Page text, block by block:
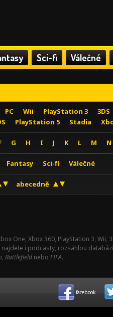
Sci-fi Válečné
PC Wii PlayStation 3 3DS
PlayStation 5 Stadia
G H I J K L M N
Fantasy Sci-fi Válečné
abecedně
One, Xbox 360, PlayStation 3,
i podcasty, rozsáhlou
, Battlefield nebo FIFA.
facebook